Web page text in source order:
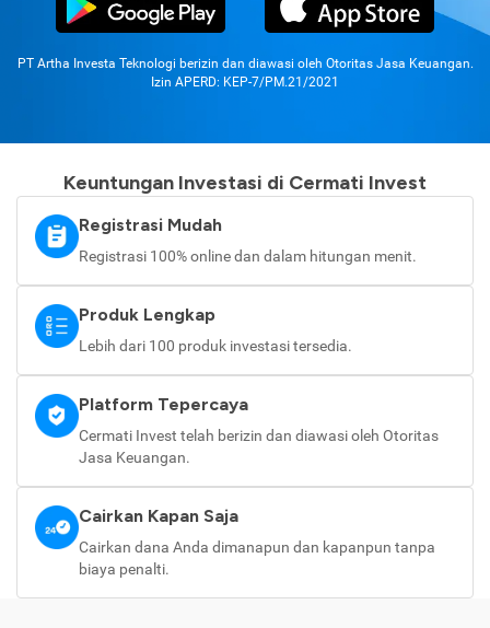
PT Artha Investa Teknologi berizin dan diawasi oleh Otoritas Jasa Keuangan.
Izin APERD: KEP-7/PM.21/2021
Keuntungan Investasi di Cermati Invest
Registrasi Mudah
Registrasi 100% online dan dalam hitungan menit.
Produk Lengkap
Lebih dari 100 produk investasi tersedia.
Platform Tepercaya
Cermati Invest telah berizin dan diawasi oleh Otoritas
Jasa Keuangan.
Cairkan Kapan Saja
Cairkan dana Anda dimanapun dan kapanpun tanpa
biaya penalti.